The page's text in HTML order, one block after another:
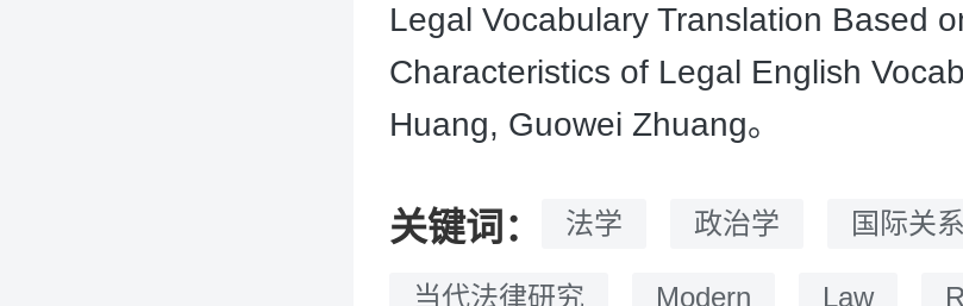
Legal Vocabulary Translation Based
Characteristics of Legal English
Huang, Guowei Zhuang。
关键词： 法学 政治学 国际关
当代法律研究 Modern Law